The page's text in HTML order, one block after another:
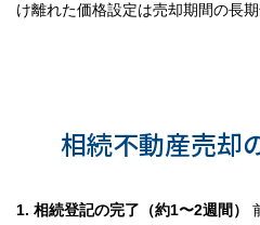
け離れた価格設定は売却期間の長
相続不動産売却
1. 相続登記の完了（約1〜2週間）